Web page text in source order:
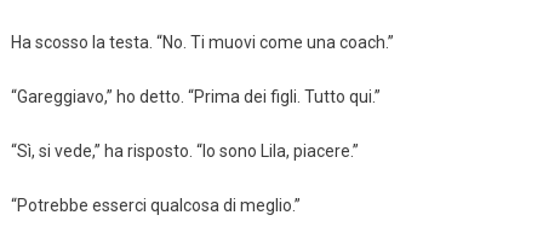
Ha scosso la testa. “No. Ti muovi come una coach.”
“Gareggiavo,” ho detto. “Prima dei figli. Tutto qui.”
“Sì, si vede,” ha risposto. “Io sono Lila, piacere.”
“Potrebbe esserci qualcosa di meglio.”